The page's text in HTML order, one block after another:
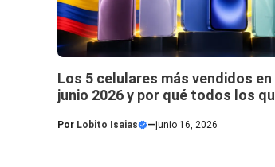
Los 5 celulares más vendidos en
junio 2026 y por qué todos los
Por Lobito Isaias —junio 16, 2026